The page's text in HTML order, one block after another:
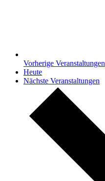
Vorherige Veranstaltungen
Heute
Nächste Veranstaltungen